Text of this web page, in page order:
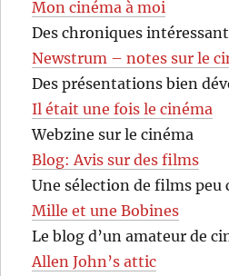
Mon cinéma à moi
Des chroniques
Newstrum – notes sur le
Des présentations bien
Il était une fois le cinéma
Webzine sur le cinéma
Blog: Avis sur des films
Une sélection de films peu
Mille et une Bobines
Le blog d’un amateur de
Allen John’s attic